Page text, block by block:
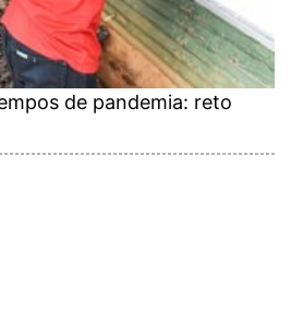
de pandemia: reto